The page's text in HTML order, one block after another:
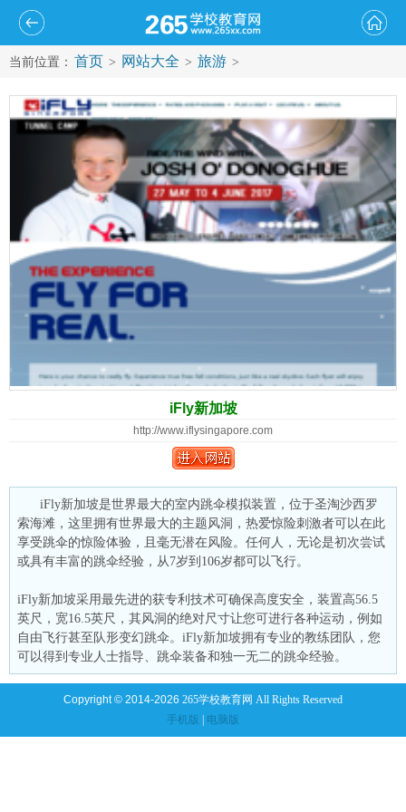
当前位置： 首页 > 网站大全 > 旅游 >
iFly新加坡
http://www.iflysingapore.com
iFly新加坡是世界最大的室内跳伞模拟装置，位于圣淘沙西罗
索海滩，这里拥有世界最大的主题风洞，热爱惊险刺激者可以在此
享受跳伞的惊险体验，且毫无潜在风险。任何人，无论是初次尝试
或具有丰富的跳伞经验，从7岁到106岁都可以飞行。
iFly新加坡采用最先进的获专利技术可确保高度安全，装置高56.5
英尺，宽16.5英尺，其风洞的绝对尺寸让您可进行各种运动，例如
自由飞行甚至队形变幻跳伞。iFly新加坡拥有专业的教练团队，您
可以得到专业人士指导、跳伞装备和独一无二的跳伞经验。
Copyright © 2014-2026 265学校教育网 All Rights Reserved
手机版 | 电脑版